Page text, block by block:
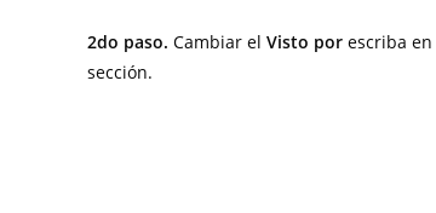
2do paso. Cambiar el Visto por escriba en
sección.